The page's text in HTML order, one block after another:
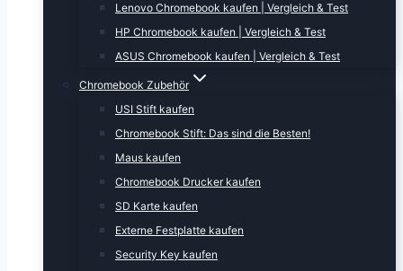
Lenovo Chromebook kaufen | Vergleich & Test
HP Chromebook kaufen | Vergleich & Test
ASUS Chromebook kaufen | Vergleich & Test
Chromebook Zubehör
USI Stift kaufen
Chromebook Stift: Das sind die Besten!
Maus kaufen
Chromebook Drucker kaufen
SD Karte kaufen
Externe Festplatte kaufen
Security Key kaufen